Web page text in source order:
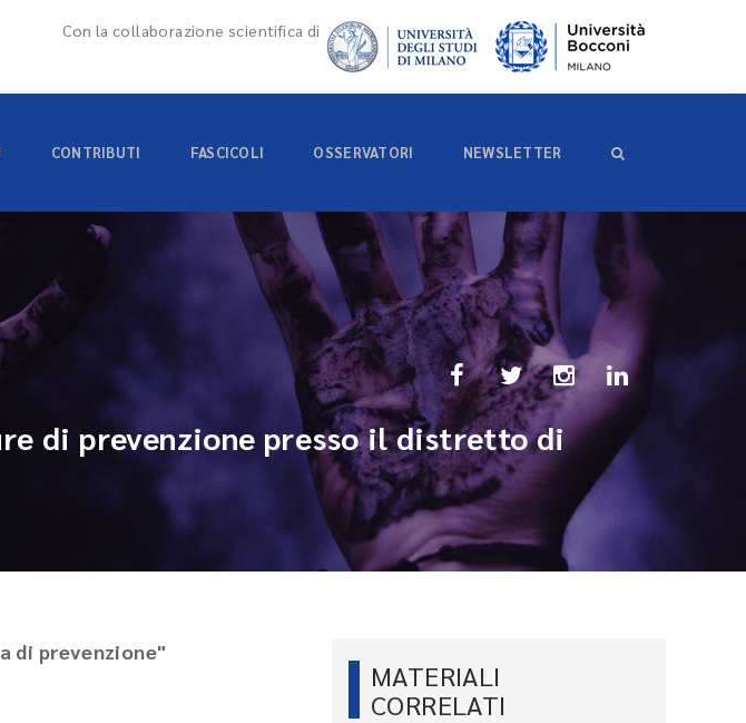
Con la collaborazione scientifica di
CONTRIBUTI FASCICOLI OSSERVATORI NEWSLETTER
di prevenzione presso il distretto di
di prevenzione"
MATERIALI
CORRELATI